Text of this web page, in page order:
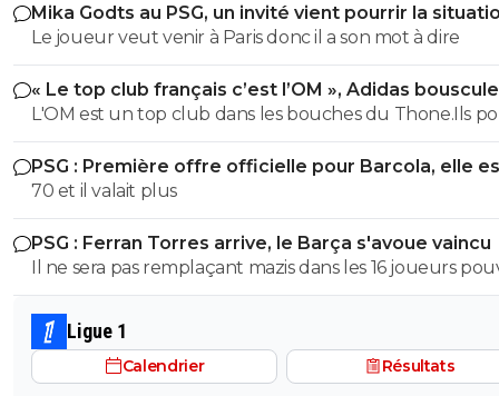
Mika Godts au PSG, un invité vient pourrir la
Le joueur veut venir à Paris donc il a son mot à dire
« Le top club français c’est l’OM », Adidas
PSG
L'OM est un top club dans les bouches du Thone.Ils
gagner la coupe departementale en 2026
PSG : Première offre officielle pour Barcola, elle
choquante
70 et il valait plus
PSG : Ferran Torres arrive, le Barça s'avoue vaincu
Il ne sera pas remplaçant mazis dans les 16 joueurs
demarrer un match en fonction de la tactique de L.E
Ligue 1
Calendrier Résultats